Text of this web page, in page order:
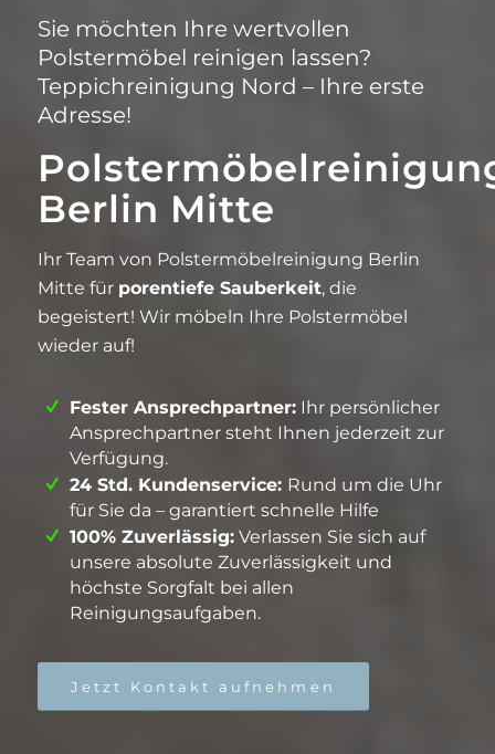
Sie möchten Ihre wertvollen
Polstermöbel reinigen lassen?
Teppichreinigung Nord – Ihre erste
Adresse!
Berlin Mitte
Ihr Team von Polstermöbelreinigung Berlin
Mitte für porentiefe Sauberkeit, die
begeistert! Wir möbeln Ihre Polstermöbel
wieder auf!
Fester Ansprechpartner: Ihr persönlicher
Ansprechpartner steht Ihnen jederzeit zur
Verfügung.
24 Std. Kundenservice: Rund um die Uhr
für Sie da – garantiert schnelle Hilfe
100% Zuverlässig: Verlassen Sie sich auf
unsere absolute Zuverlässigkeit und
höchste Sorgfalt bei allen
Reinigungsaufgaben.
Jetzt Kontakt aufnehmen